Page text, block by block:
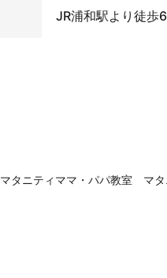
JR浦和駅より徒歩
マタニティママ・パパ教室 マタ